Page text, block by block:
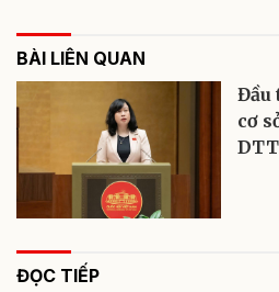
BÀI LIÊN QUAN
Đầu
cơ
ĐỌC TIẾP